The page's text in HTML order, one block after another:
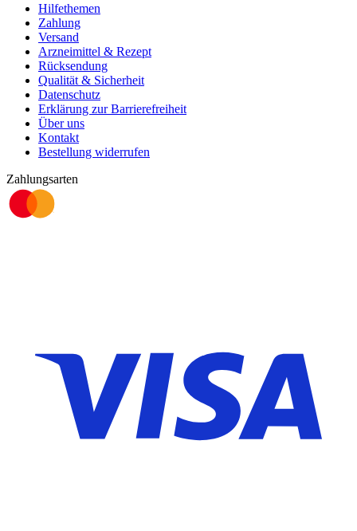
Hilfethemen
Zahlung
Versand
Arzneimittel & Rezept
Rücksendung
Qualität & Sicherheit
Datenschutz
Erklärung zur Barrierefreiheit
Über uns
Kontakt
Bestellung widerrufen
Zahlungsarten